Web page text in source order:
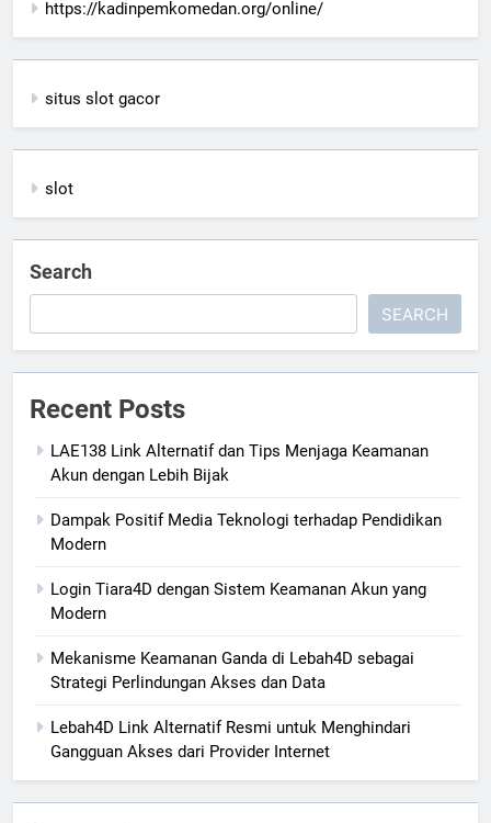
https://kadinpemkomedan.org/online/
situs slot gacor
slot
Search
SEARCH
Recent Posts
LAE138 Link Alternatif dan Tips Menjaga Keamanan
Akun dengan Lebih Bijak
Dampak Positif Media Teknologi terhadap Pendidikan
Modern
Login Tiara4D dengan Sistem Keamanan Akun yang
Modern
Mekanisme Keamanan Ganda di Lebah4D sebagai
Strategi Perlindungan Akses dan Data
Lebah4D Link Alternatif Resmi untuk Menghindari
Gangguan Akses dari Provider Internet